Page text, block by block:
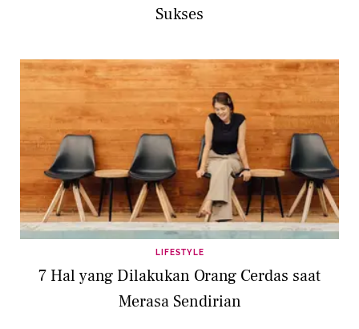
Sukses
LIFESTYLE
7 Hal yang Dilakukan Orang Cerdas saat
Merasa Sendirian